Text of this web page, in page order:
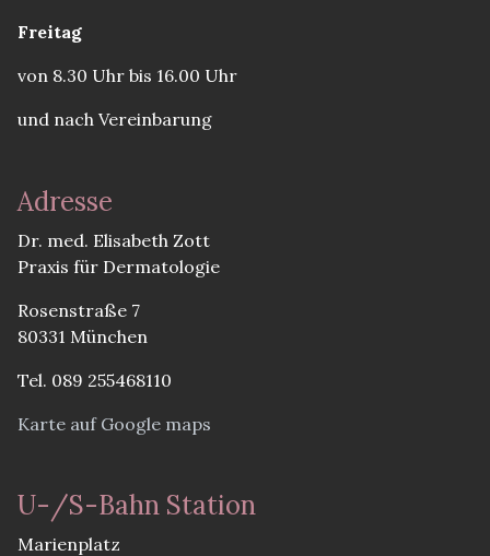
Freitag
von 8.30 Uhr bis 16.00 Uhr
und nach Vereinbarung
Adresse
Dr. med. Elisabeth Zott
Praxis für Dermatologie
Rosenstraße 7
80331 München
Tel. 089 255468110
Karte auf Google maps
U-/S-Bahn Station
Marienplatz